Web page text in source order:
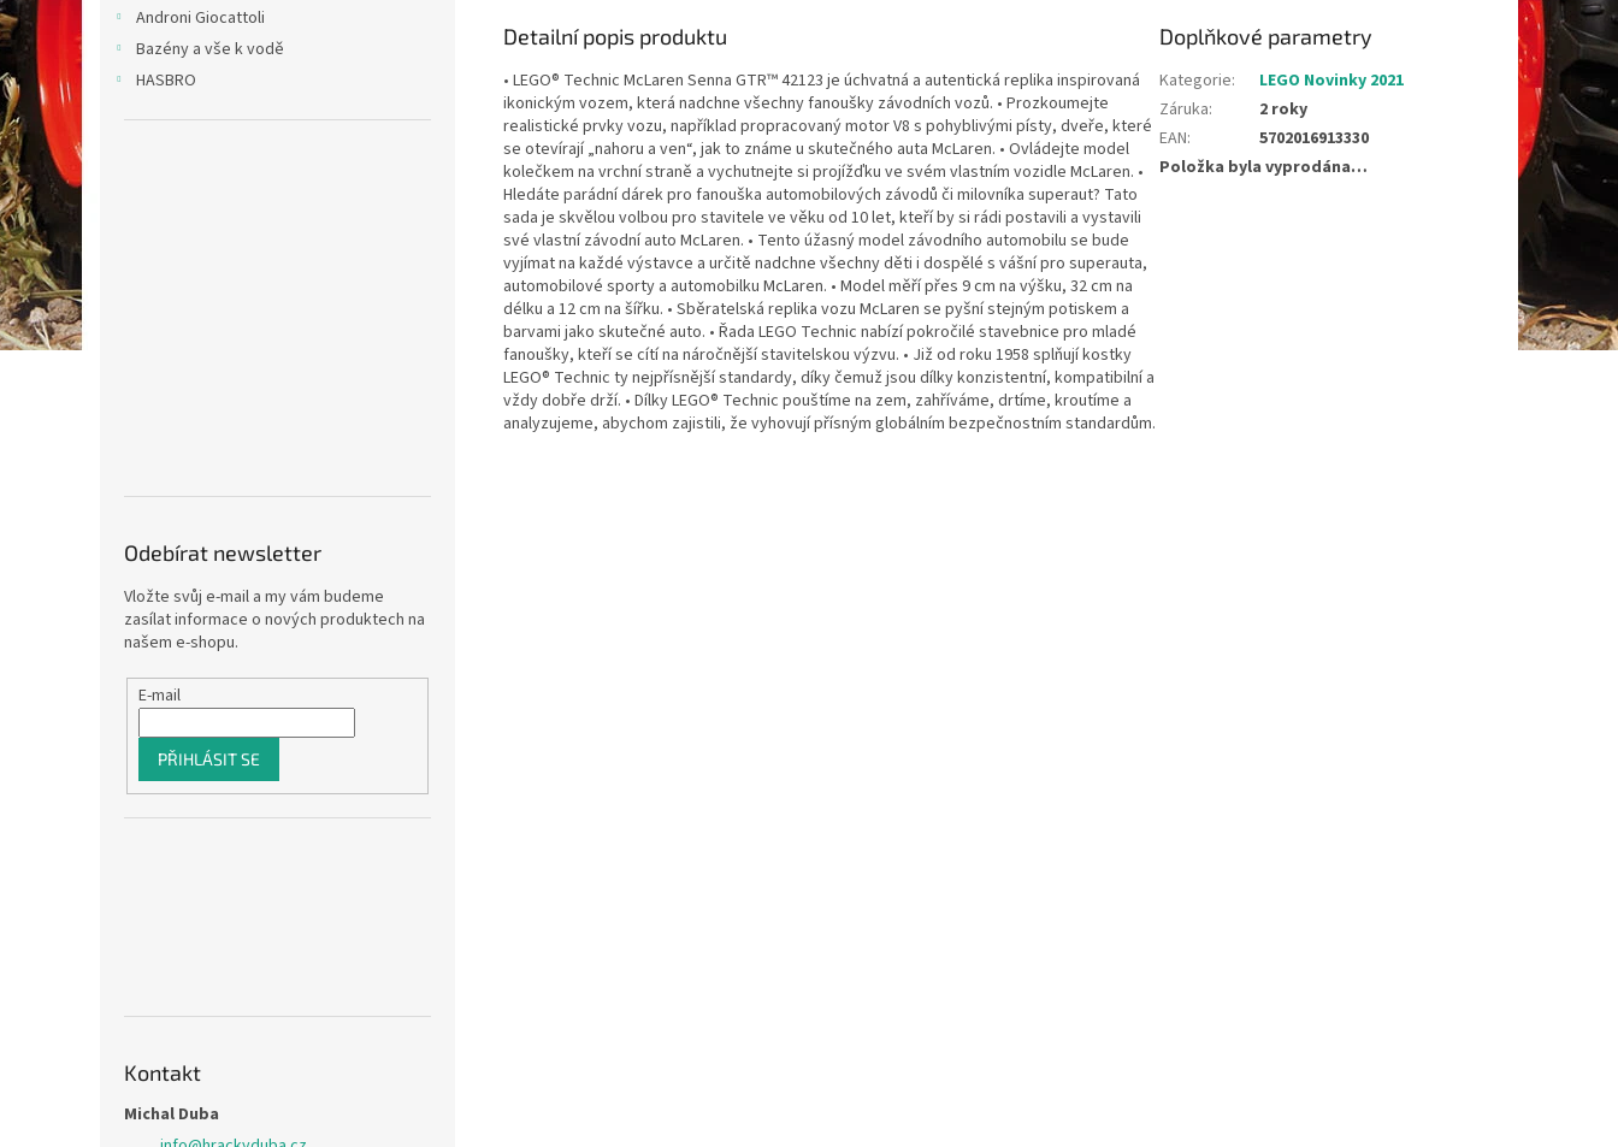
Androni Giocattoli
Bazény a vše k vodě
HASBRO
Odebírat newsletter
Vložte svůj e-mail a my vám budeme
zasílat informace o nových produktech na
našem e-shopu.
E-mail
PŘIHLÁSIT SE
Kontakt
Michal Duba
Detailní popis produktu
• LEGO® Technic McLaren Senna GTR™ 42123 je úchvatná a autentická replika inspirovaná
ikonickým vozem, která nadchne všechny fanoušky závodních vozů. • Prozkoumejte
realistické prvky vozu, například propracovaný motor V8 s pohyblivými písty, dveře, které
se otevírají „nahoru a ven“, jak to známe u skutečného auta McLaren. • Ovládejte model
kolečkem na vrchní straně a vychutnejte si projížďku ve svém vlastním vozidle McLaren. •
Hledáte parádní dárek pro fanouška automobilových závodů či milovníka superaut? Tato
sada je skvělou volbou pro stavitele ve věku od 10 let, kteří by si rádi postavili a vystavili
své vlastní závodní auto McLaren. • Tento úžasný model závodního automobilu se bude
vyjímat na každé výstavce a určitě nadchne všechny děti i dospělé s vášní pro superauta,
automobilové sporty a automobilku McLaren. • Model měří přes 9 cm na výšku, 32 cm na
délku a 12 cm na šířku. • Sběratelská replika vozu McLaren se pyšní stejným potiskem a
barvami jako skutečné auto. • Řada LEGO Technic nabízí pokročilé stavebnice pro mladé
fanoušky, kteří se cítí na náročnější stavitelskou výzvu. • Již od roku 1958 splňují kostky
LEGO® Technic ty nejpřísnější standardy, díky čemuž jsou dílky konzistentní, kompatibilní a
vždy dobře drží. • Dílky LEGO® Technic pouštíme na zem, zahříváme, drtíme, kroutíme a
analyzujeme, abychom zajistili, že vyhovují přísným globálním bezpečnostním standardům.
Doplňkové parametry
Kategorie:
LEGO Novinky 2021
Záruka:
2 roky
EAN:
5702016913330
Položka byla vyprodána…